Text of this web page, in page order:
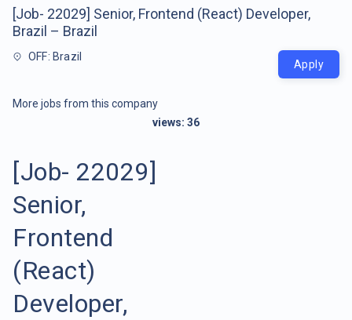
[Job- 22029] Senior, Frontend (React) Developer,
Brazil – Brazil
OFF: Brazil
Apply
More jobs from this company
views: 36
[Job- 22029]
Senior,
Frontend
(React)
Developer,